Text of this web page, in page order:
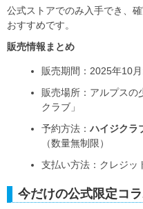
公式ストアでのみ入手でき、
おすすめです。
販売情報まとめ
販売期間：2025年10
販売場所：アルプスの
クラブ」
予約方法： ハイジクラ
（数量無制限）
支払い方法：クレジッ
今だけの公式限定コ